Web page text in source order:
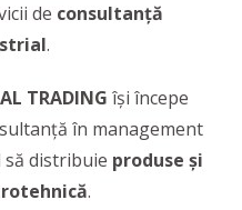
de consultanță
.
TRADING îşi începe
în management
distribuie produse şi
.